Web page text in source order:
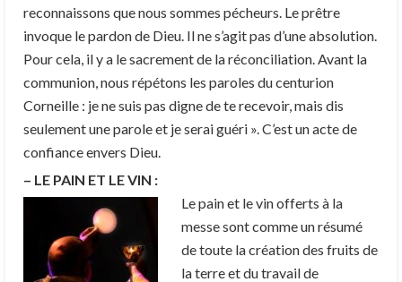
reconnaissons que nous sommes pécheurs. Le prêtre
invoque le pardon de Dieu. Il ne s’agit pas d’une absolution.
Pour cela, il y a le sacrement de la réconciliation. Avant la
communion, nous répétons les paroles du centurion
Corneille : je ne suis pas digne de te recevoir, mais dis
seulement une parole et je serai guéri ». C’est un acte de
confiance envers Dieu.
– LE PAIN ET LE VIN :
Le pain et le vin offerts à la
messe sont comme un résumé
de toute la création des fruits de
la terre et du travail de